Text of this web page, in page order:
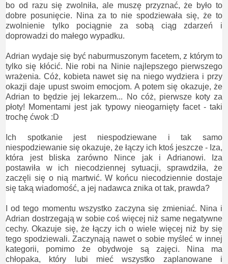
bo od razu się zwolniła, ale muszę przyznać, że było to
dobre posunięcie. Nina za to nie spodziewała się, że to
zwolnienie tylko pociągnie za sobą ciąg zdarzeń i
doprowadzi do małego wypadku.
Adrian wydaje się być naburmuszonym facetem, z którym to
tylko się kłócić. Nie robi na Ninie najlepszego pierwszego
wrażenia. Cóż, kobieta nawet się na niego wydziera i przy
okazji daje upust swoim emocjom. A potem się okazuje, że
Adrian to będzie jej lekarzem... No cóż, pierwsze koty za
płoty! Momentami jest jak typowy nieogarnięty facet - taki
trochę ćwok :D
Ich spotkanie jest niespodziewane i tak samo
niespodziewanie się okazuje, że łączy ich ktoś jeszcze - Iza,
która jest bliska zarówno Nince jak i Adrianowi. Iza
postawiła w ich niecodziennej sytuacji, sprawdziła, że
zaczęli się o nią martwić. W końcu niecodziennie dostaje
się taką wiadomość, a jej nadawca znika ot tak, prawda?
I od tego momentu wszystko zaczyna się zmieniać. Nina i
Adrian dostrzegają w sobie coś więcej niż same negatywne
cechy. Okazuje się, że łączy ich o wiele więcej niż by się
tego spodziewali. Zaczynają nawet o sobie myśleć w innej
kategorii, pomimo że obydwoje są zajęci. Nina ma
chłopaka, który lubi mieć wszystko zaplanowane i